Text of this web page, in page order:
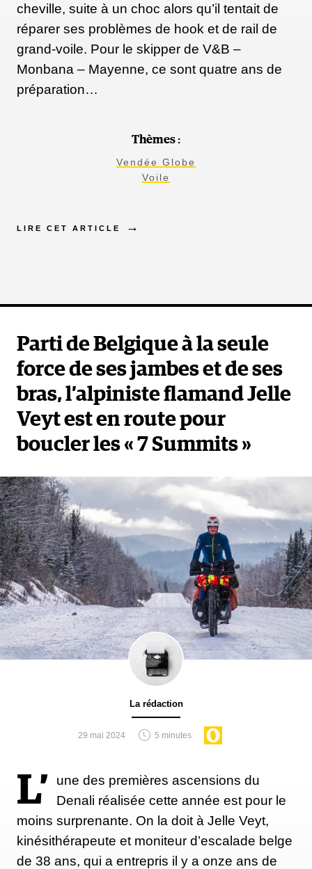
cheville, suite à un choc alors qu’il tentait de
réparer ses problèmes de hook et de rail de
grand-voile. Pour le skipper de V&B –
Monbana – Mayenne, ce sont quatre ans de
préparation…
Thèmes :
Vendée Globe
Voile
LIRE CET ARTICLE
Parti de Belgique à la seule
force de ses jambes et de ses
bras, l’alpiniste flamand Jelle
Veyt est en route pour
boucler les « 7 Summits »
La rédaction
29 mai 2024 5 minutes
L’
une des premières ascensions du
Denali réalisée cette année est pour le
moins surprenante. On la doit à Jelle Veyt,
kinésithérapeute et moniteur d’escalade belge
de 38 ans, qui a entrepris il y a onze ans de